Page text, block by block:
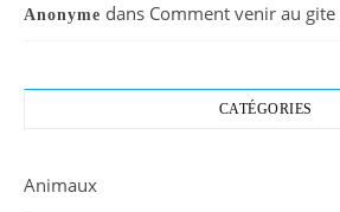
Anonyme dans Comment venir au
CATÉGORIES
Animaux